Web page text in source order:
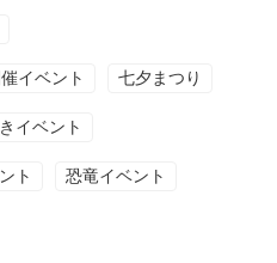
イベント 七夕まつり
イベント
ト 恐竜イベント